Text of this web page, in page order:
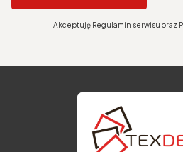
Akceptuję Regulamin serwisu oraz